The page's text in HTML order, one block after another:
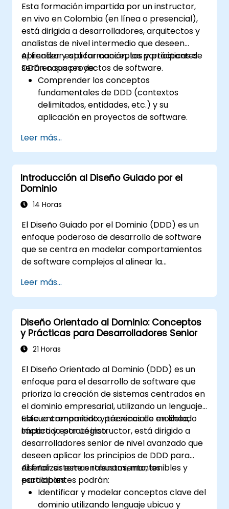
soluciones mediante retroalimentación y
experimentación.
Esta formación impartida por un instructor,
en vivo en Colombia (en línea o presencial),
está dirigida a desarrolladores, arquitectos y
analistas de nivel intermedio que deseen
aprender y aplicar conceptos y prácticas de
DDD en sus proyectos de software.
Al finalizar esta formación, los participantes
serán capaces de:
Comprender los conceptos
fundamentales de DDD (contextos
delimitados, entidades, etc.) y su
aplicación en proyectos de software.
diseñar el modelo de dominio, identificar
subdominios y establecer límites.
Implementar DDD táctico utilizando
patrones como CQRS, fábricas y event
sourcing.
Refactorizar y modernizar sistemas
técnicas de DDD.
Diseñar e implementar arquitecturas
orientadas a productos, dominios y
equipos.
Aprovechar el data mesh para crear una
Leer más...
Introducción al Diseño Guiado por el
Dominio
14 Horas
El Diseño Guiado por el Dominio (DDD) es un
enfoque poderoso de desarrollo de software
que se centra en modelar comportamientos
de software complejos al alinear la
fundamentales del negocio. Este curso
explora cómo el DDD ayuda a los equipos a
gestionar la complejidad y reducir riesgos
mediante patrones estratégicos y tácticos.
Los participantes aprenderán a construir un
"Lenguaje Ubicuo", definir límites claros a
bloques de construcción específicos como
Entidades, Objetos de Valor y Agregados. El
objetivo es crear arquitecturas de software
flexibles y mantenibles que permanezcan
coherentes con el dominio de negocio en
evolución.
Leer más...
Diseño Orientado al Dominio: Conceptos
y Prácticas para Desarrolladores Senior
21 Horas
El Diseño Orientado al Dominio (DDD) es un
enfoque para el desarrollo de software que
prioriza la creación de sistemas centrados en
el dominio empresarial, utilizando un lenguaje
ubicuo compartido y técnicas de modelado
táctico y estratégico.
Este entrenamiento presencial o en línea,
impartido por un instructor, está dirigido a
desarrolladores senior de nivel avanzado que
deseen aplicar los principios de DDD para
diseñar sistemas robustos, mantenibles y
escalables.
Al finalizar este entrenamiento, los
participantes podrán:
Identificar y modelar conceptos clave del
dominio utilizando lenguaje ubicuo y